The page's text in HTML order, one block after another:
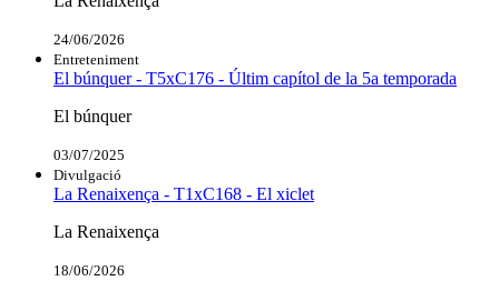
24/06/2026
Entreteniment
El búnquer - T5xC176 - Últim capítol de la 5a temporada
El búnquer
03/07/2025
Divulgació
La Renaixença - T1xC168 - El xiclet
La Renaixença
18/06/2026